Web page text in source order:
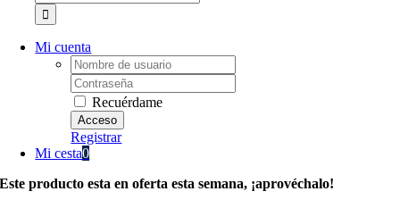
Mi cuenta
Username:
Password:
Recuérdame
Registrar
Mi cesta0
Este producto esta en oferta esta semana, ¡aprovéchalo!